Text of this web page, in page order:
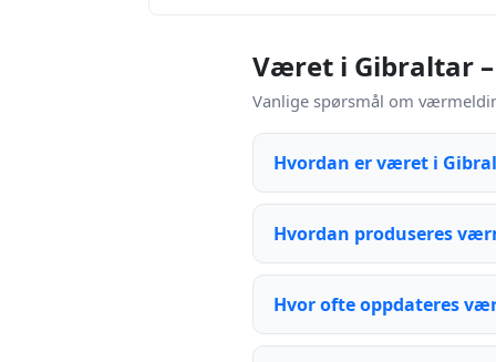
Været i Gibraltar –
Vanlige spørsmål om
Hvordan er været i
Hvordan produseres
Hvor ofte oppdateres